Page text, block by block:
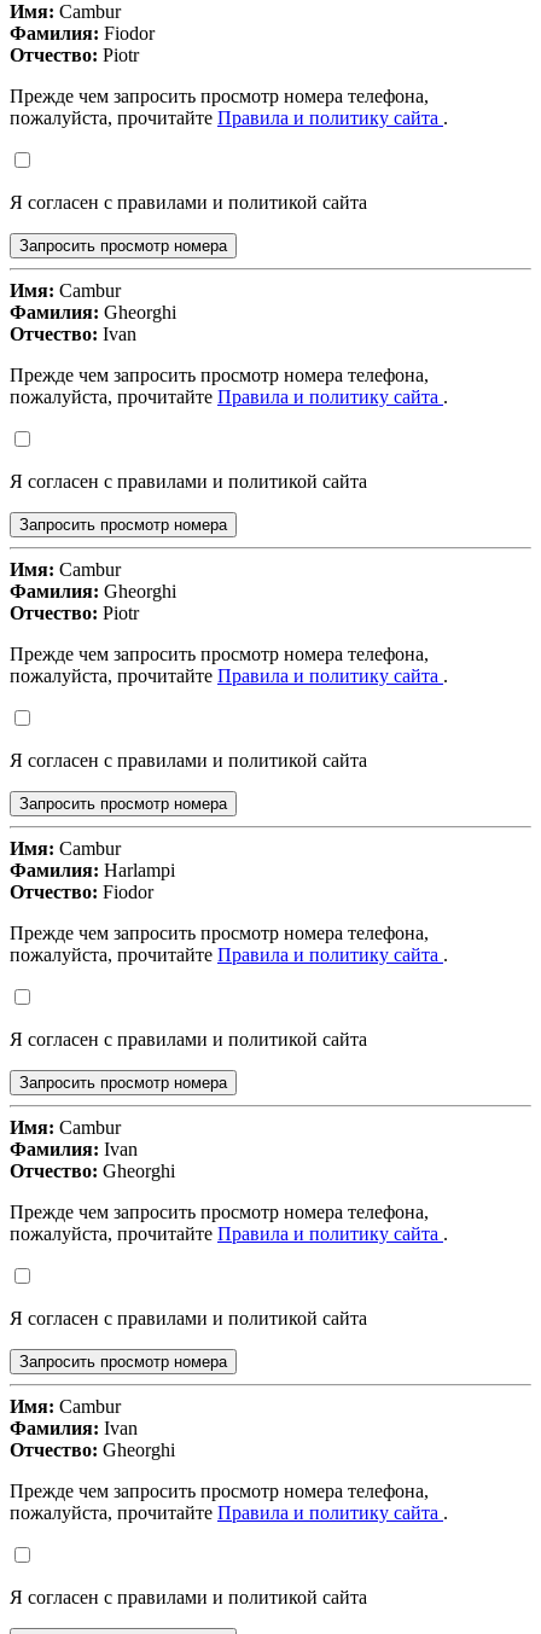
Имя: Cambur
Фамилия: Fiodor
Отчество: Piotr
Прежде чем запросить просмотр номера телефона,
пожалуйста, прочитайте Правила и политику сайта .
Я согласен с правилами и политикой сайта
Запросить просмотр номера
Имя: Cambur
Фамилия: Gheorghi
Отчество: Ivan
Прежде чем запросить просмотр номера телефона,
пожалуйста, прочитайте Правила и политику сайта .
Я согласен с правилами и политикой сайта
Запросить просмотр номера
Имя: Cambur
Фамилия: Gheorghi
Отчество: Piotr
Прежде чем запросить просмотр номера телефона,
пожалуйста, прочитайте Правила и политику сайта .
Я согласен с правилами и политикой сайта
Запросить просмотр номера
Имя: Cambur
Фамилия: Harlampi
Отчество: Fiodor
Прежде чем запросить просмотр номера телефона,
пожалуйста, прочитайте Правила и политику сайта .
Я согласен с правилами и политикой сайта
Запросить просмотр номера
Имя: Cambur
Фамилия: Ivan
Отчество: Gheorghi
Прежде чем запросить просмотр номера телефона,
пожалуйста, прочитайте Правила и политику сайта .
Я согласен с правилами и политикой сайта
Запросить просмотр номера
Имя: Cambur
Фамилия: Ivan
Отчество: Gheorghi
Прежде чем запросить просмотр номера телефона,
пожалуйста, прочитайте Правила и политику сайта .
Я согласен с правилами и политикой сайта